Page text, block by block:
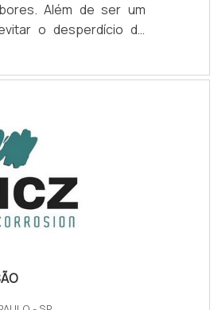
Além de ser um
o desperdício de
é capaz de conter o
em diferentes
Outra vantagem
consegue
o que garante
bem como a
lim.